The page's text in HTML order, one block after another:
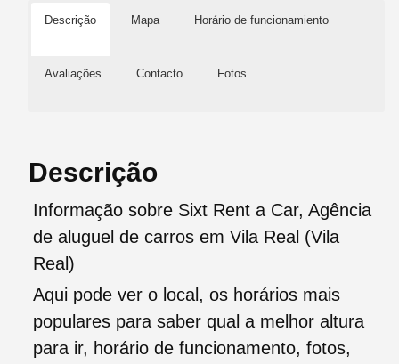
Descrição Mapa Horário de funcionamiento
Avaliações Contacto Fotos
Descrição
Informação sobre Sixt Rent a Car, Agência
de aluguel de carros em Vila Real (Vila
Real)
Aqui pode ver o local, os horários mais
populares para saber qual a melhor altura
para ir, horário de funcionamento, fotos,